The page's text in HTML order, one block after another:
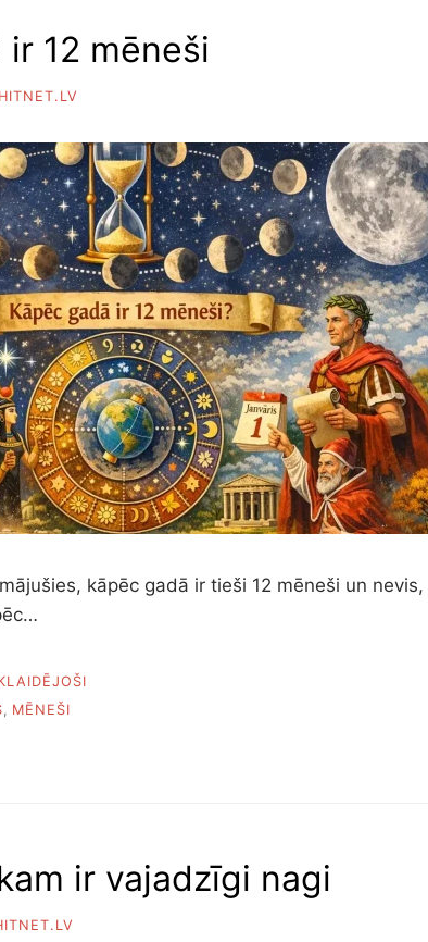
12 mēneši
HITNET.LV
kāpēc gadā ir tieši 12 mēneši un nevis,
, MĒNEŠI
ir vajadzīgi nagi